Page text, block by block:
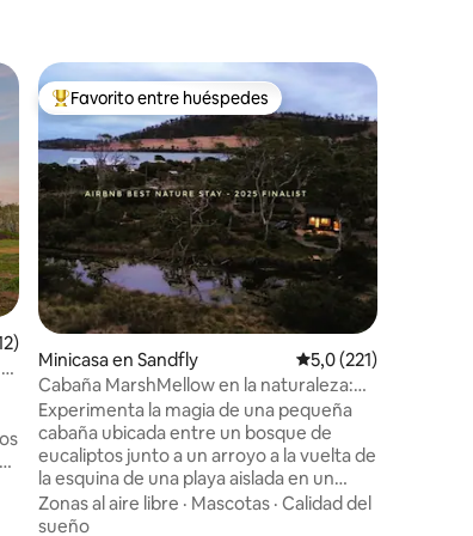
promedio: 4,99 de 5. 212 evaluaciones
Favorito entre los huéspedes más destacados
Favorito entre huéspedes
Minicasa en Sandfly Calificación
5,0 (221)
Cabaña MarshMellow en la naturaleza:
arroyo, bañera, fuego, playa
Experimenta la magia de una pequeña
cabaña ubicada entre un bosque de
eucaliptos junto a un arroyo a la vuelta de
la esquina de una playa aislada en un
rincón poco conocido de Tasmania. Todo
es pequeño, pero los huéspedes nos
Zonas al aire libre · Mascotas · Calidad del
sueño